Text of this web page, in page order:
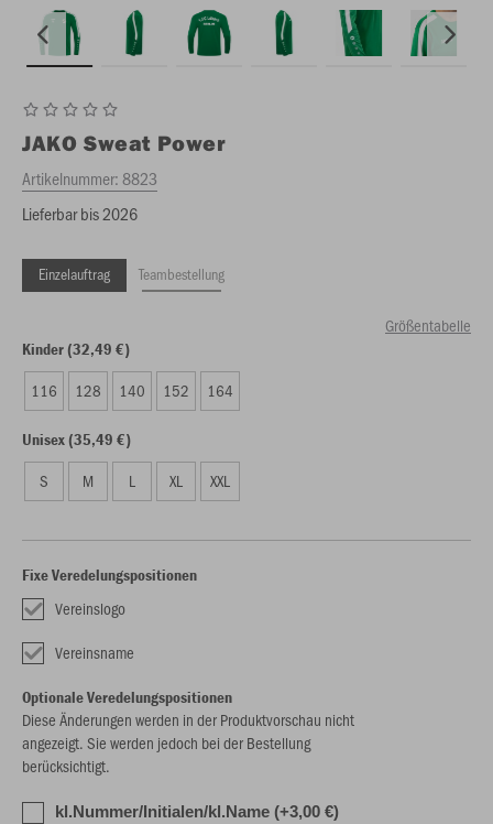
JAKO Sweat Power
Artikelnummer:8823
Lieferbar bis 2026
Einzelauftrag Teambestellung
Größentabelle
Kinder (32,49 €)
116 128 140 152 164
Unisex (35,49 €)
S M L XL XXL
Fixe Veredelungspositionen
Vereinslogo
Vereinsname
Optionale Veredelungspositionen
Diese Änderungen werden in der Produktvorschau nicht
angezeigt. Sie werden jedoch bei der Bestellung
berücksichtigt.
kl.Nummer/Initialen/kl.Name (+3,00 €)